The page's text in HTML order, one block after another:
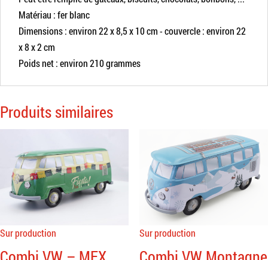
Matériau : fer blanc
Dimensions : environ 22 x 8,5 x 10 cm - couvercle : environ 22
x 8 x 2 cm
Poids net : environ 210 grammes
Produits similaires
Sur production Sur production